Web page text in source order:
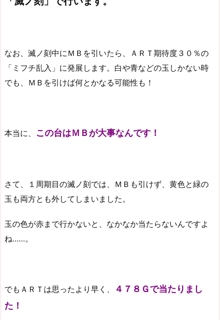
なお、滅ノ刻中にＭＢを引いたら、ＡＲＴ期待度３０％の
「ミフチ乱入」に発展します。白や青などの玉しかない時
でも、ＭＢを引けば何とかなる可能性も！
本当に、 この台はＭＢが大事なんです！
さて、１周期目の滅ノ刻では、ＭＢも引けず、黄色と緑の
玉も両方とも外してしまいました。
玉の色が赤まで行かないと、なかなか当たらないんですよ
ね……。
でもＡＲＴは思ったより早く、
４７８Ｇで当たりまし
た！